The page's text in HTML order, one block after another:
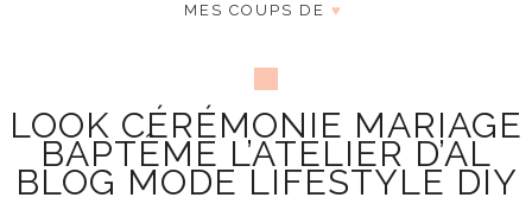
MES COUPS DE ♥
LOOK CÉRÉMONIE MARIAGE
BAPTÊME L’ATELIER D’AL
BLOG MODE LIFESTYLE DIY